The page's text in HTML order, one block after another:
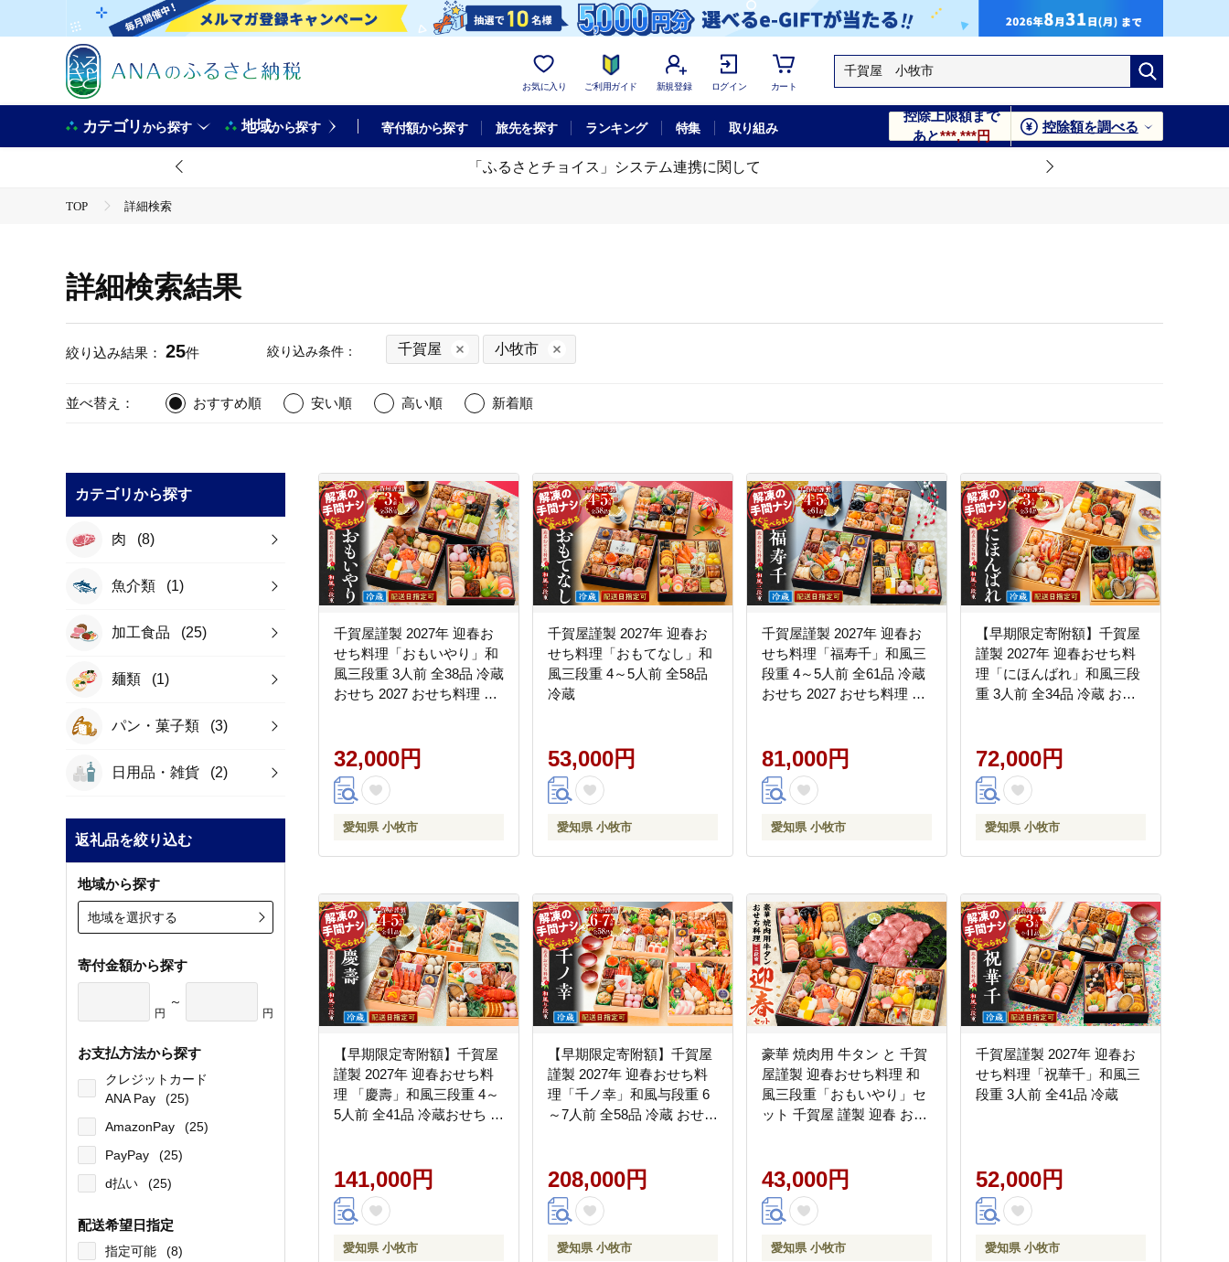
お気に入り ご利用ガイド 新規登録 ログイン カート
カテゴリから探す 地域から探す 寄付額から探す 旅先を探す ランキング 特集 取り組み
控除上限額まで
あと***,***円
控除額を調べる
「ふるさとチョイス」システム連携に関して
TOP 詳細検索
詳細検索結果
絞り込み結果： 25件 絞り込み条件： 千賀屋 小牧市
並べ替え： おすすめ順 安い順 高い順 新着順
カテゴリから探す
肉 (8)
魚介類 (1)
加工食品 (25)
麺類 (1)
パン・菓子類 (3)
日用品・雑貨 (2)
返礼品を絞り込む
地域から探す
地域を選択する
寄付金額から探す
円
～
円
お支払方法から探す
クレジットカード
ANA Pay
(25)
AmazonPay
(25)
PayPay
(25)
d払い
(25)
配送希望日指定
指定可能 (8)
千賀屋謹製 2027年 迎春お
せち料理「おもいやり」和
風三段重 3人前 全38品 冷蔵
おせち 2027 おせち料理 小
春
32,000円
愛知県 小牧市
千賀屋謹製 2027年 迎春お
せち料理「おもてなし」和
風三段重 4～5人前 全58品
冷蔵
53,000円
愛知県 小牧市
千賀屋謹製 2027年 迎春お
せち料理「福寿千」和風三
段重 4～5人前 全61品 冷蔵
おせち 2027 おせち料理 小
春
81,000円
愛知県 小牧市
【早期限定寄附額】千賀屋
謹製 2027年 迎春おせち料
理「にほんばれ」和風三段
重 3人前 全34品 冷蔵 おせ
蔵 冷蔵おせち 人気 新春
72,000円
愛知県 小牧市
【早期限定寄附額】千賀屋
謹製 2027年 迎春おせち料
理 「慶壽」和風三段重 4～
5人前 全41品 冷蔵おせち お
冷蔵 冷蔵おせち 人気 新春
141,000円
愛知県 小牧市
【早期限定寄附額】千賀屋
謹製 2027年 迎春おせち料
理「千ノ幸」和風与段重 6
～7人前 全58品 冷蔵 おせち
冷蔵おせち 人気 新春
208,000円
愛知県 小牧市
豪華 焼肉用 牛タン と 千賀
屋謹製 迎春おせち料理 和
風三段重「おもいやり」セ
ット 千賀屋 謹製 迎春 おせ
ト 冷蔵おせち 山樹 牛肉 焼
肉 全38品 年末 年始 お取り
寄せ お取り寄せグルメ 愛
43,000円
愛知県 小牧市
千賀屋謹製 2027年 迎春お
せち料理「祝華千」和風三
段重 3人前 全41品 冷蔵
52,000円
愛知県 小牧市